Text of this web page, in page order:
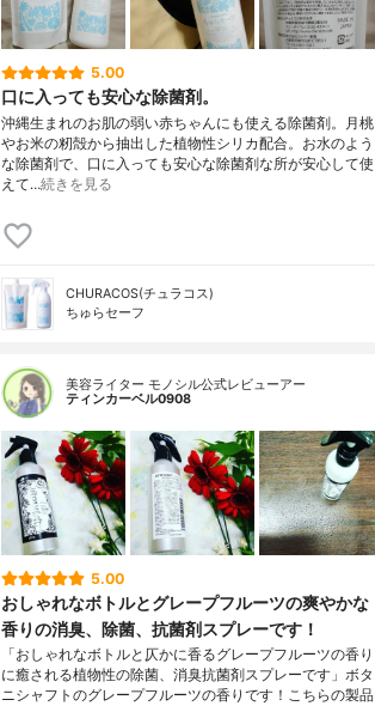
5.00
口に入っても安心な除菌剤。
沖縄生まれのお肌の弱い赤ちゃんにも使える除菌剤。月桃
やお米の籾殻から抽出した植物性シリカ配合。お水のよう
な除菌剤で、口に入っても安心な除菌剤な所が安心して使
えて…続きを見る
CHURACOS(チュラコス)
ちゅらセーフ
美容ライター モノシル公式レビューアー
ティンカーベル0908
5.00
おしゃれなボトルとグレープフルーツの爽やかな
香りの消臭、除菌、抗菌剤スプレーです！
「おしゃれなボトルと仄かに香るグレープフルーツの香り
に癒される植物性の除菌、消臭抗菌剤スプレーです」ボタ
ニシャフトのグレープフルーツの香りです！こちらの製品